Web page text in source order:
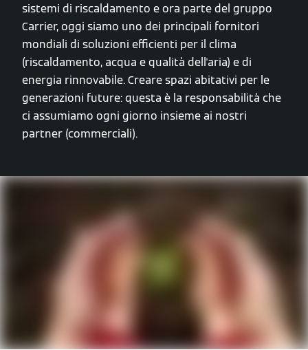
sistemi di riscaldamento e ora parte del gruppo
Carrier, oggi siamo uno dei principali fornitori
mondiali di soluzioni efficienti per il clima
(riscaldamento, acqua e qualità dell'aria) e di
energia rinnovabile. Creare spazi abitativi per le
generazioni future: questa è la responsabilità che
ci assumiamo ogni giorno insieme ai nostri
partner (commerciali).